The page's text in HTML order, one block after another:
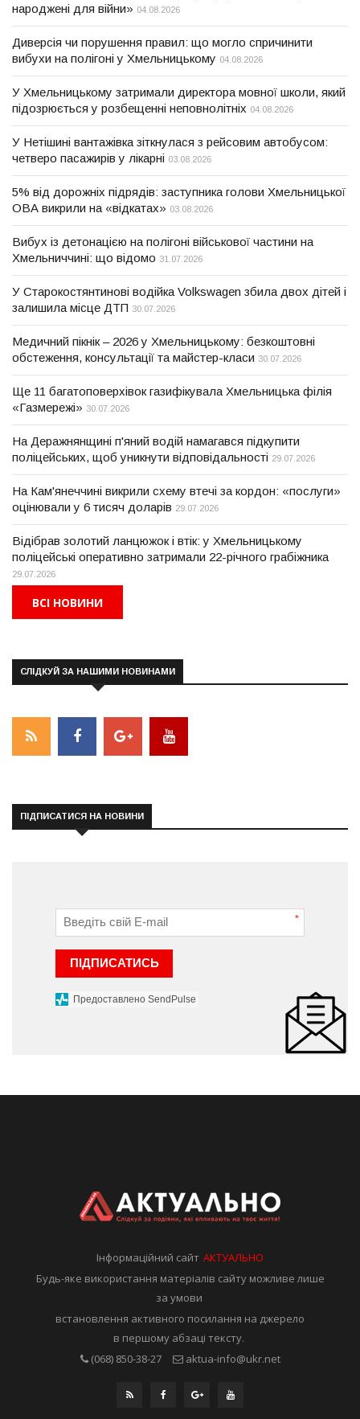
народжені для війни» 04.08.2026
Диверсія чи порушення правил: що могло спричинити
вибухи на полігоні у Хмельницькому 04.08.2026
У Хмельницькому затримали директора мовної школи, який
підозрюється у розбещенні неповнолітніх 04.08.2026
У Нетішині вантажівка зіткнулася з рейсовим автобусом:
четверо пасажирів у лікарні 03.08.2026
5% від дорожніх підрядів: заступника голови Хмельницької
ОВА викрили на «відкатах» 03.08.2026
Вибух із детонацією на полігоні військової частини на
Хмельниччині: що відомо 31.07.2026
У Старокостянтинові водійка Volkswagen збила двох дітей і
залишила місце ДТП 30.07.2026
Медичний пікнік – 2026 у Хмельницькому: безкоштовні
обстеження, консультації та майстер-класи 30.07.2026
Ще 11 багатоповерхівок газифікувала Хмельницька філія
«Газмережі» 30.07.2026
На Деражнянщині п'яний водій намагався підкупити
поліцейських, щоб уникнути відповідальності 29.07.2026
На Кам'янеччині викрили схему втечі за кордон: «послуги»
оцінювали у 6 тисяч доларів 29.07.2026
Відібрав золотий ланцюжок і втік: у Хмельницькому
поліцейські оперативно затримали 22-річного грабіжника
29.07.2026
ВСІ НОВИНИ
СЛІДКУЙ ЗА НАШИМИ НОВИНАМИ
ПІДПИСАТИСЯ НА НОВИНИ
*
ПІДПИСАТИСЬ
Предоставлено SendPulse
Інформаційний сайтАКТУАЛЬНО
Будь-яке використання матеріалів сайту можливе лише
за умови
встановлення активного посилання на джерело
в першому абзаці тексту.
(068) 850-38-27
aktua-info@ukr.net